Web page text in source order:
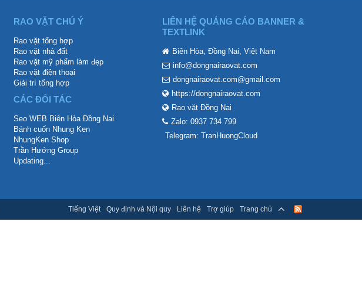
RAO VẶT CHÚ Ý
Rao vặt tổng hợp
Rao vặt nhà đất
Rao vặt mỹ phẩm làm đẹp
Rao vặt điện thoại
Giải trí tổng hợp
CÁC ĐỐI TÁC
Seo WEB Biên Hòa Đồng Nai
Bánh cuốn Nhung Ken
NhungKen Shop
Trần Hướng Group
Updating...
LIÊN HỆ QUẢNG CÁO BANNER &
TEXTLINK
Biên Hòa, Đồng Nai, Việt Nam
info@dongnairaovat.com
dongnairaovat.com@gmail.com
https://dongnairaovat.com
Rao vặt Đồng Nai
Zalo: 0937 734 799
Telegram: TranHuongCloud
Tiếng Việt Quy định và Nội quy Liên hệ Trợ giúp Trang chủ